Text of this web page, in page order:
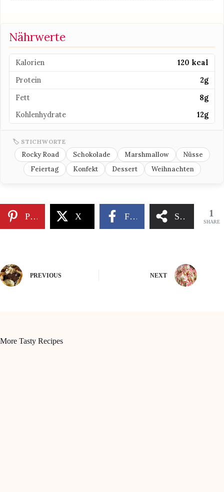
Nährwerte
Kalorien
120 kcal
Protein
2g
Fett
8g
Kohlenhydrate
12g
🏷 STICHWORTE
Rocky Road Schokolade Marshmallow
Nüsse
Feiertag
Konfekt Dessert Weihnachten
Pinterest X Facebook Share 1
SHARE
PREVIOUS NEXT
More Tasty Recipes